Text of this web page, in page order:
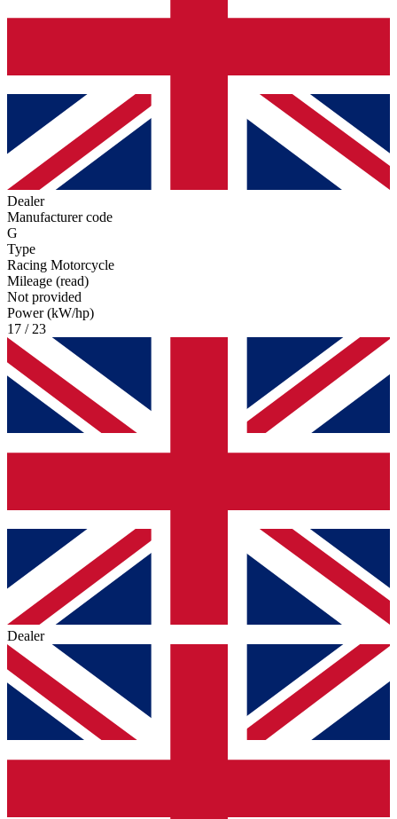
Dealer
Manufacturer code
G
Type
Racing Motorcycle
Mileage (read)
Not provided
Power (kW/hp)
17 / 23
Dealer